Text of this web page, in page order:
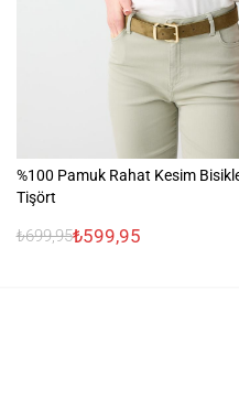
%100 Pamuk Rahat Kesim
Tişört
₺699,95₺599,95